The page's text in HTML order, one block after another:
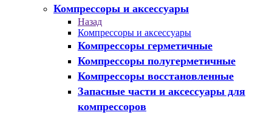
Компрессоры и аксессуары
Назад
Компрессоры и аксессуары
Компрессоры герметичные
Компрессоры полугерметичные
Компрессоры восстановленные
Запасные части и аксессуары для
компрессоров